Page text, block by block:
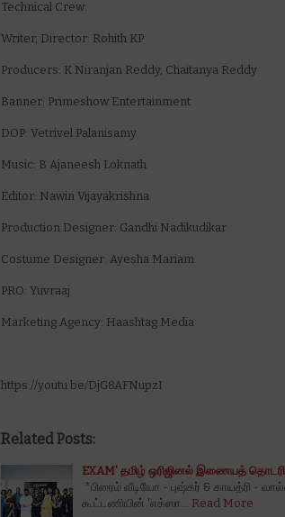
Technical Crew:
Writer, Director: Rohith KP
Producers: K Niranjan Reddy, Chaitanya Reddy
Banner: Primeshow Entertainment
DOP: Vetrivel Palanisamy
Music: B Ajaneesh Loknath
Editor: Nawin Vijayakrishna
Production Designer: Gandhi Nadikudikar
Costume Designer: Ayesha Mariam
PRO: Yuvraaj
Marketing Agency: Haashtag Media
https://youtu.be/DjG8AFNupzI
Related Posts:
EXAM' தமிழ் ஒரிஜினல் இணையத்
*பிரைம் வீடியோ - புஷ்கர் & காயத்ரி -
கூட்டணியின் 'எக்ஸா… Read More